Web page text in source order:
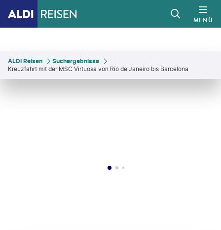
MENÜ
ALDI Reisen
Suchergebnisse
Kreuzfahrt mit der MSC Virtuosa von Rio de Janeiro bis Barcelona